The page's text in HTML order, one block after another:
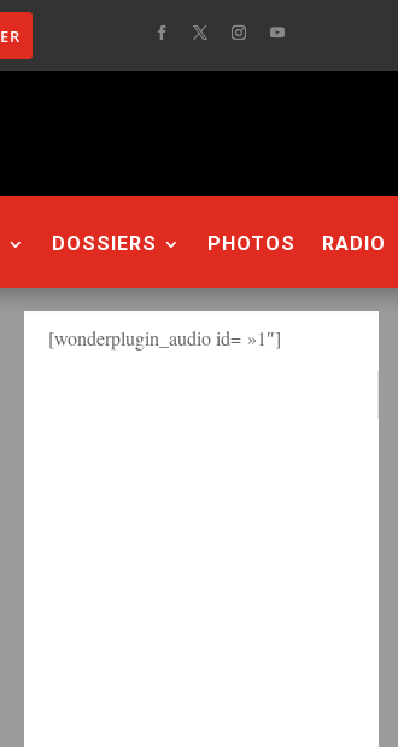
DOSSIERS PHOTOS RADIO
[wonderplugin_audio id= »1″]